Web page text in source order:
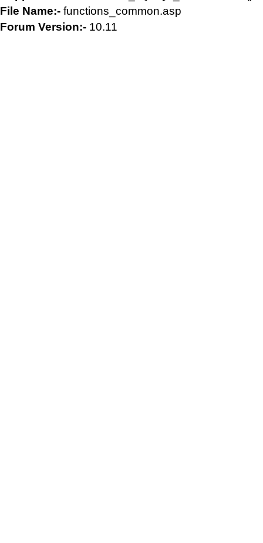
File Name:- functions_common.asp
Forum Version:- 10.11